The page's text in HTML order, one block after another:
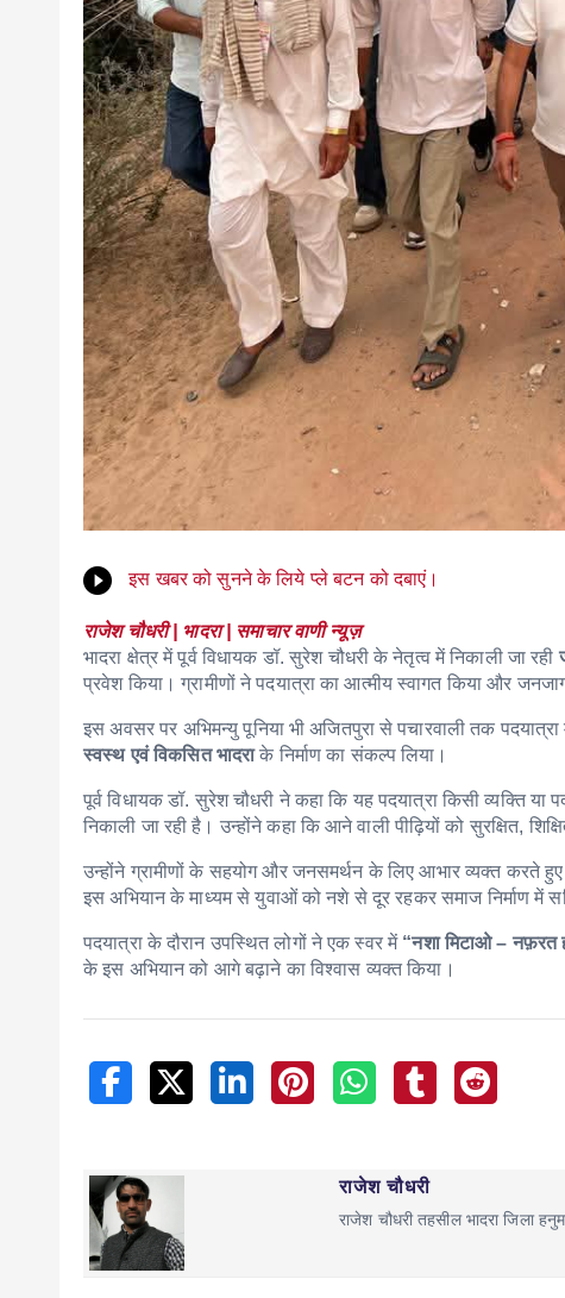
इस खबर को सुनने के लिये प्ले बटन को दबाएं।
राजेश चौधरी | भादरा | समाचार वाणी न्यूज़
भादरा क्षेत्र में पूर्व विधायक डॉ. सुरेश चौधरीके नेतृत्व में निकाली जा रही
प्रवेश किया। ग्रामीणों ने पदयात्रा का आत्मीय स्वागत किया और
इस अवसर पर अभिमन्यु पूनियाभी अजितपुरा से पचारवाली तक
स्वस्थ एवं विकसित भादराके निर्माण का संकल्प लिया।
पूर्व विधायक डॉ. सुरेश चौधरी ने कहा कि यह पदयात्रा किसी व्यक्ति
निकाली जा रही है। उन्होंने कहा कि आने वाली पीढ़ियों को सुरक्षित,
उन्होंने ग्रामीणों के सहयोग और जनसमर्थन के लिए आभार व्यक्त करते
इस अभियान के माध्यम से युवाओं को नशे से दूर रहकर समाज निर्माण में
पदयात्रा के दौरान उपस्थित लोगों ने एक स्वर में “नशा मिटाओ – नफ़रत
के इस अभियान को आगे बढ़ाने का विश्वास व्यक्त किया।
राजेश चौधरी
राजेश चौधरी तहसील भादरा जिला